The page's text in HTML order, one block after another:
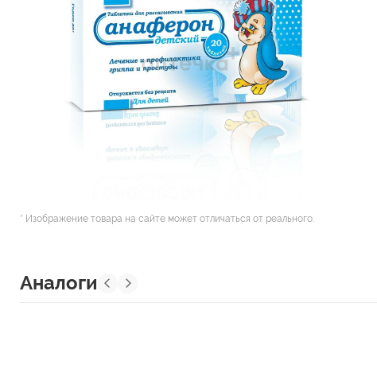
* Изображение товара на сайте может отличаться от реального.
Аналоги